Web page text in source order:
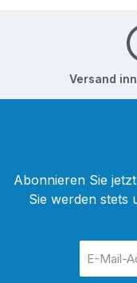
Versand
Abonnieren Sie
Sie werden stets
Mail-